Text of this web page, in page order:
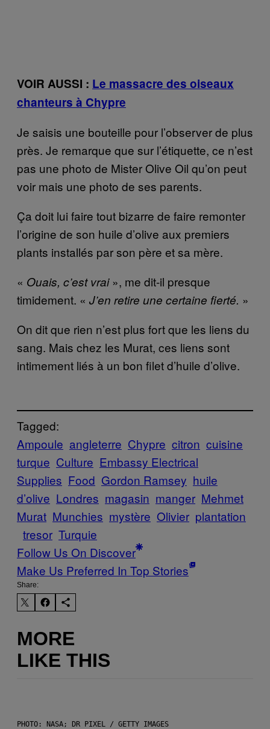
VOIR AUSSI : Le massacre des oiseaux
chanteurs à Chypre
Je saisis une bouteille pour l’observer de plus
près. Je remarque que sur l’étiquette, ce n’est
pas une photo de Mister Olive Oil qu’on peut
voir mais une photo de ses parents.
Ça doit lui faire tout bizarre de faire remonter
l’origine de son huile d’olive aux premiers
plants installés par son père et sa mère.
« Ouais, c’est vrai», me dit-il presque
timidement. « J’en retire une certaine fierté. »
On dit que rien n’est plus fort que les liens du
sang. Mais chez les Murat, ces liens sont
intimement liés à un bon filet d’huile d’olive.
Tagged:
Ampoule angleterre Chypre citron cuisine
turque Culture Embassy Electrical
Supplies Food Gordon Ramsey huile
d’olive Londres magasin manger Mehmet
Murat Munchies mystère Olivier plantation
tresor Turquie
Follow Us On Discover
Make Us Preferred In Top Stories
Share:
MORE
LIKE THIS
PHOTO: NASA; DR PIXEL / GETTY IMAGES